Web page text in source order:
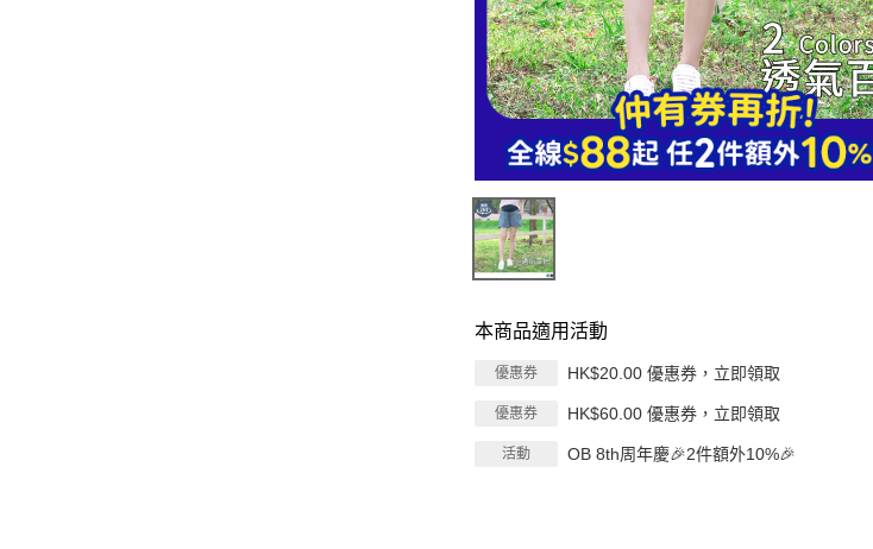
本商品適用活動
優惠券 HK$20.00 優惠券，立即領取
優惠券 HK$60.00 優惠券，立即領取
活動 OB 8th周年慶🎉2件額外10%🎉